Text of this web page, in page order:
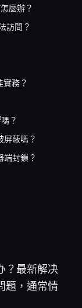
麼辦？
訪問？
務？
？
屏蔽嗎？
端封鎖？
？最新解决
題，通常情